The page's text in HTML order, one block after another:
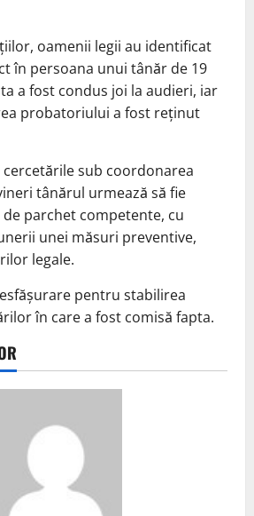
oamenii legii au identificat
în persoana unui tânăr de 19
a fost condus joi la audieri, iar
probatoriului a fost reținut
sub coordonarea
tânărul urmează să fie
parchet competente, cu
unei măsuri preventive,
legale.
pentru stabilirea
în care a fost comisă fapta.